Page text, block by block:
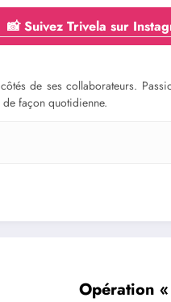
📸 Suivez Trivela sur
de ses collaborateurs.
façon quotidienne.
Opération